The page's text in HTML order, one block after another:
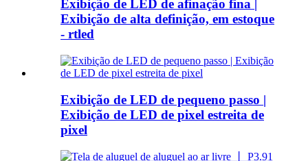
Exibição de LED de afinação fina |
Exibição de alta definição, em estoque
- rtled
Exibição de LED de pequeno passo |
Exibição de LED de pixel estreita de
pixel